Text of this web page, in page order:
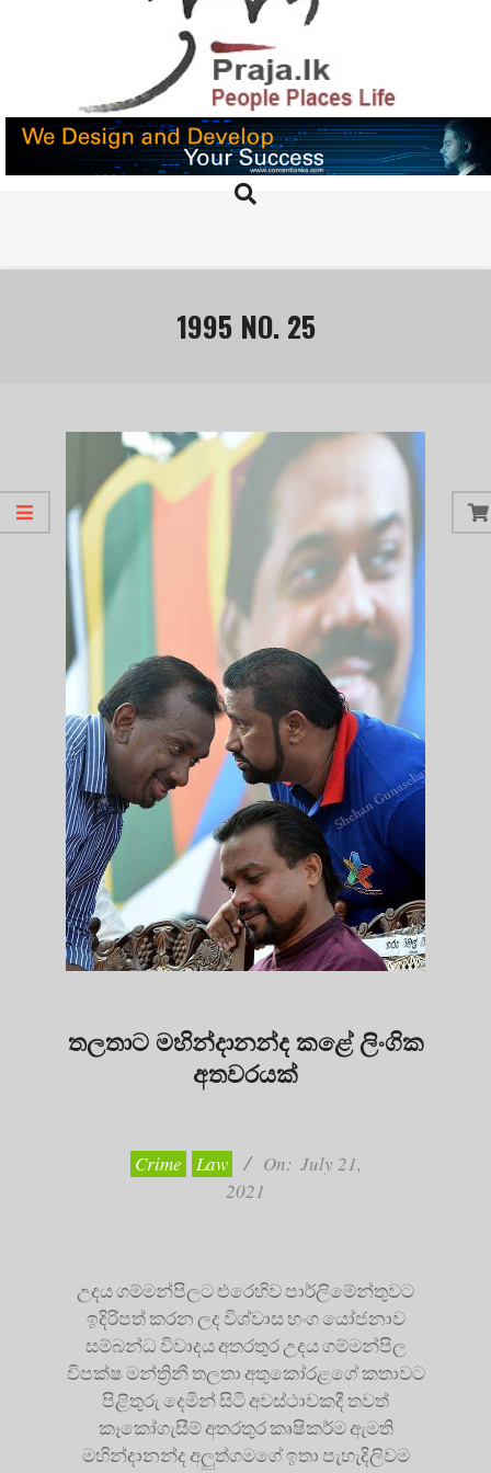
PRAJA.LK
Search
1995 NO. 25
තලතාට මහින්දානන්ද කළේ ලිංගික
අතවරයක්
Crime Law On: July 21,
2021
උදය ගම්මන්පිලට එරෙහිව පාර්ලිමේන්තුවට
ඉදිරිපත් කරන ලද විශ්වාස භංග යෝජනාව
සම්බන්ධ විවාදය අතරතුර උදය ගම්මන්පිල
විපක්ෂ මන්ත්‍රිනී තලතා අතුකෝරළගේ කතාවට
පිළිතුරු දෙමින් සිටි අවස්ථාවකදී තවත්
කෑකෝගැසීම් අතරතුර කෘෂිකර්ම ඇමති
මහින්දානන්ද අලුත්ගමගේ ඉතා පැහැදිලිවම